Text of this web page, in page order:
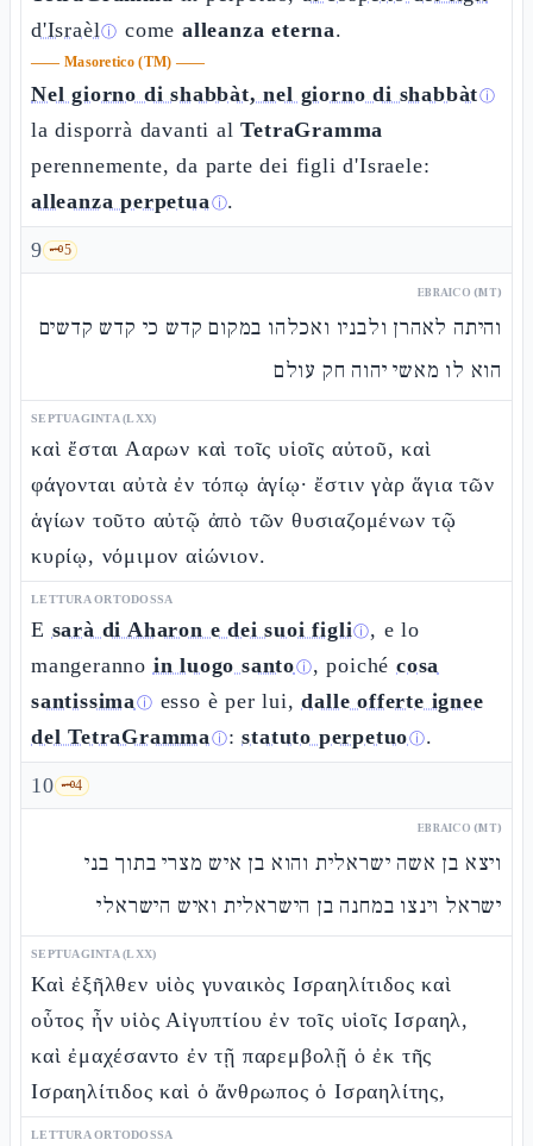
d'Israèlⓘ comealleanza eterna.
—— Masoretico (TM) ——
Nel giorno di shabbàt, nel giorno di shabbàtⓘ
la disporrà davanti alTetraGramma
perennemente, da parte dei figli d'Israele:
alleanza perpetuaⓘ.
9 🗝️5
EBRAICO (MT)
והיתה לאהרן ולבניו ואכלהו במקום קדש כי קדש קדשים
הוא לו מאשי יהוה חק עולם
SEPTUAGINTA (LXX)
καὶ ἔσται Ααρων καὶ τοῖς υἱοῖς αὐτοῦ, καὶ
φάγονται αὐτὰ ἐν τόπῳ ἁγίῳ· ἔστιν γὰρ ἅγια τῶν
ἁγίων τοῦτο αὐτῷ ἀπὸ τῶν θυσιαζομένων τῷ
κυρίῳ, νόμιμον αἰώνιον.
LETTURA ORTODOSSA
E sarà di Aharon e dei suoi figliⓘ, e lo
mangeranno in luogo santoⓘ, poichécosa
santissimaⓘ esso è per lui,dalle offerte ignee
del TetraGrammaⓘ:statuto perpetuoⓘ.
10 🗝️4
EBRAICO (MT)
ויצא בן אשה ישראלית והוא בן איש מצרי בתוך בני
ישראל וינצו במחנה בן הישראלית ואיש הישראלי
SEPTUAGINTA (LXX)
Καὶ ἐξῆλθεν υἱὸς γυναικὸς Ισραηλίτιδος καὶ
οὗτος ἦν υἱὸς Αἰγυπτίου ἐν τοῖς υἱοῖς Ισραηλ,
καὶ ἐμαχέσαντο ἐν τῇ παρεμβολῇ ὁ ἐκ τῆς
Ισραηλίτιδος καὶ ὁ ἄνθρωπος ὁ Ισραηλίτης,
LETTURA ORTODOSSA